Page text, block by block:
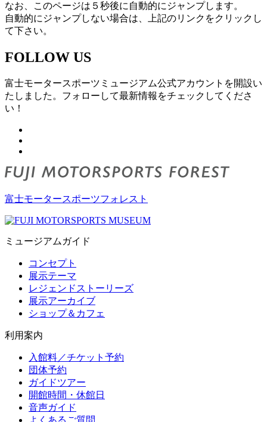
なお、このページは５秒後に自動的にジャンプします。
自動的にジャンプしない場合は、上記のリンクをクリックし
て下さい。
FOLLOW US
富士モータースポーツミュージアム公式アカウントを開設い
たしました。フォローして最新情報をチェックしてくださ
い！
富士モータースポーツフォレスト
ミュージアムガイド
コンセプト
展示テーマ
レジェンドストーリーズ
展示アーカイブ
ショップ＆カフェ
利用案内
入館料／チケット予約
団体予約
ガイドツアー
開館時間・休館日
音声ガイド